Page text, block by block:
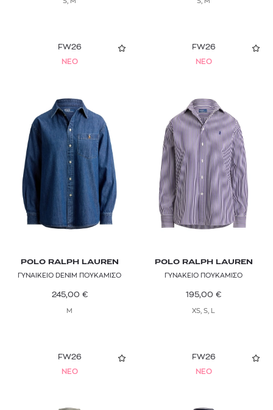
FW26
NEO
POLO RALPH LAUREN
ΓΥΝΑΙΚΕΙΟ DENIM ΠΟΥΚΑΜΙΣΟ
245,00 €
M
FW26
NEO
POLO RALPH LAUREN
ΓΥΝΑΚΕΙΟ ΠΟΥΚΑΜΙΣΟ
195,00 €
XS, S, L
FW26
NEO
FW26
NEO